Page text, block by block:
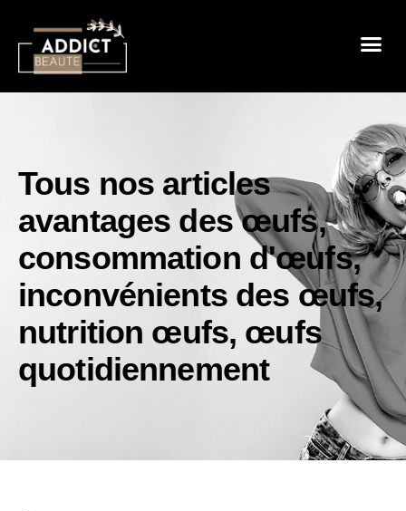
Tous nos articles
avantages des œufs,
consommation d'œufs,
inconvénients des œufs,
nutrition œufs, œufs
quotidiennement